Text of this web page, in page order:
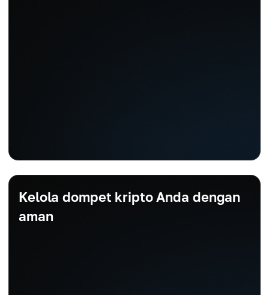
Kelola dompet kripto Anda dengan
aman